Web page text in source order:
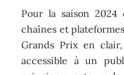
Pour la saison 2024
chaînes et
Grands Prix en
accessible à un